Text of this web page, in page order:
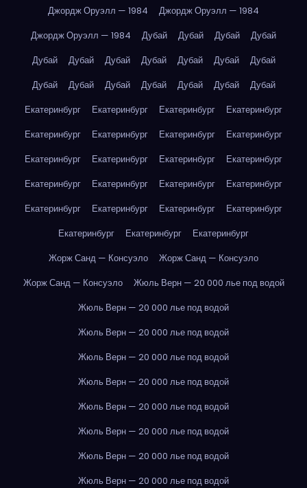
Джордж Оруэлл — 1984
Джордж Оруэлл — 1984
Джордж Оруэлл — 1984
Дубай Дубай Дубай
Дубай
Дубай
Дубай Дубай Дубай Дубай Дубай
Дубай
Дубай
Дубай Дубай Дубай Дубай Дубай
Дубай
Екатеринбург
Екатеринбург Екатеринбург
Екатеринбург
Екатеринбург
Екатеринбург Екатеринбург
Екатеринбург
Екатеринбург
Екатеринбург Екатеринбург
Екатеринбург
Екатеринбург
Екатеринбург Екатеринбург
Екатеринбург
Екатеринбург
Екатеринбург Екатеринбург
Екатеринбург
Екатеринбург
Екатеринбург
Екатеринбург
Жорж Санд — Консуэло
Жорж Санд — Консуэло
Жорж Санд — Консуэло
Жюль Верн — 20 000 лье под водой
Жюль Верн — 20 000 лье под водой
Жюль Верн — 20 000 лье под водой
Жюль Верн — 20 000 лье под водой
Жюль Верн — 20 000 лье под водой
Жюль Верн — 20 000 лье под водой
Жюль Верн — 20 000 лье под водой
Жюль Верн — 20 000 лье под водой
Жюль Верн — 20 000 лье под водой